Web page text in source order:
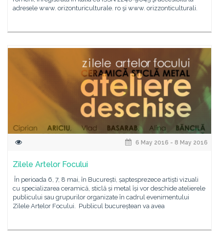
adresele www. orizonturiculturale. ro şi www. orizzonticulturali.
6 May 2016 - 8 May 2016
Zilele Artelor Focului
În perioada 6, 7, 8 mai, în București, șaptesprezece artiști vizuali
cu specializarea ceramică, sticlă și metal își vor deschide atelierele
publicului sau grupurilor organizate în cadrul evenimentului
Zilele Artelor Focului. Publicul bucureștean va avea